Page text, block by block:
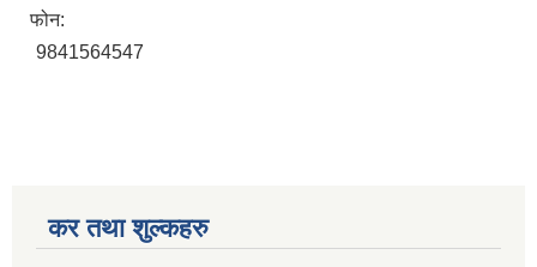
फोन:
9841564547
कर तथा शुल्कहरु